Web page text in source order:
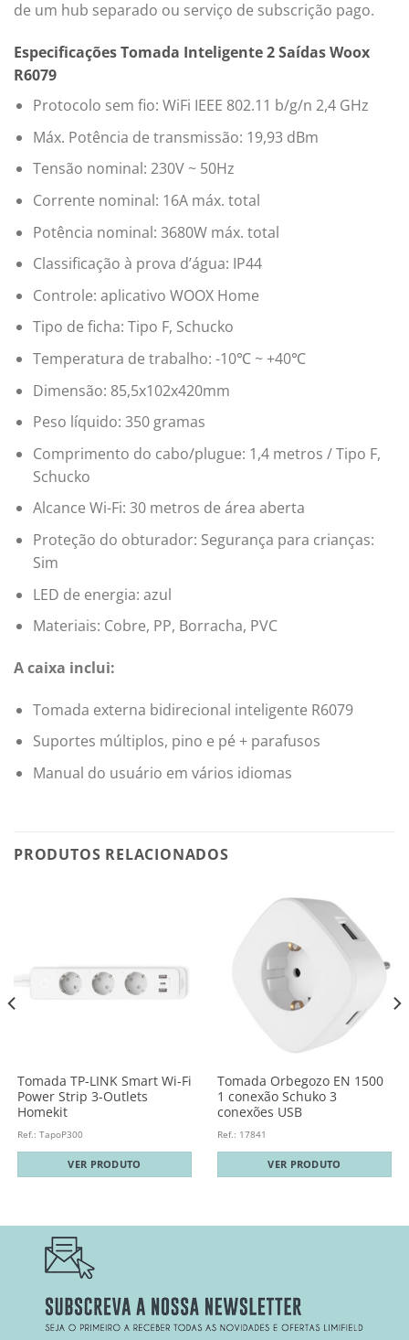
de um hub separado ou serviço de subscrição pago.
Especificações Tomada Inteligente 2 Saídas Woox
R6079
Protocolo sem fio: WiFi IEEE 802.11 b/g/n 2,4 GHz
Máx. Potência de transmissão: 19,93 dBm
Tensão nominal: 230V ~ 50Hz
Corrente nominal: 16A máx. total
Potência nominal: 3680W máx. total
Classificação à prova d’água: IP44
Controle: aplicativo WOOX Home
Tipo de ficha: Tipo F, Schucko
Temperatura de trabalho: -10℃ ~ +40℃
Dimensão: 85,5x102x420mm
Peso líquido: 350 gramas
Comprimento do cabo/plugue: 1,4 metros / Tipo F,
Schucko
Alcance Wi-Fi: 30 metros de área aberta
Proteção do obturador: Segurança para crianças:
Sim
LED de energia: azul
Materiais: Cobre, PP, Borracha, PVC
A caixa inclui:
Tomada externa bidirecional inteligente R6079
Suportes múltiplos, pino e pé + parafusos
Manual do usuário em vários idiomas
PRODUTOS RELACIONADOS
Tomada TP-LINK Smart Wi-Fi
Power Strip 3-Outlets
Homekit
Ref.: TapoP300
VER PRODUTO
Tomada Orbegozo EN 1500
1 conexão Schuko 3
conexões USB
Ref.: 17841
VER PRODUTO